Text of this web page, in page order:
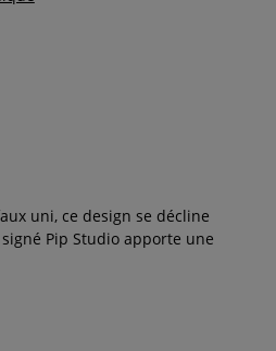
uni, ce design se décline
Pip Studio apporte une